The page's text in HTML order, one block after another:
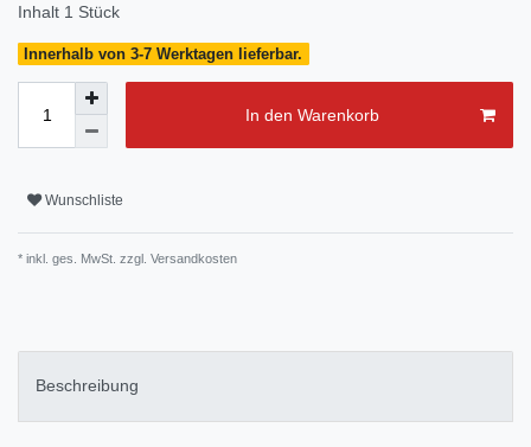
Inhalt 1 Stück
Innerhalb von 3-7 Werktagen lieferbar.
In den Warenkorb
Wunschliste
* inkl. ges. MwSt. zzgl. Versandkosten
Beschreibung